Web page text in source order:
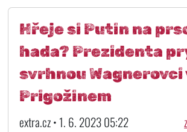
Hřeje si Putin na
hada? Prezidenta
svrhnou Wagnerovci
Prigožinem
extra.cz • 1. 6. 2023 05:22